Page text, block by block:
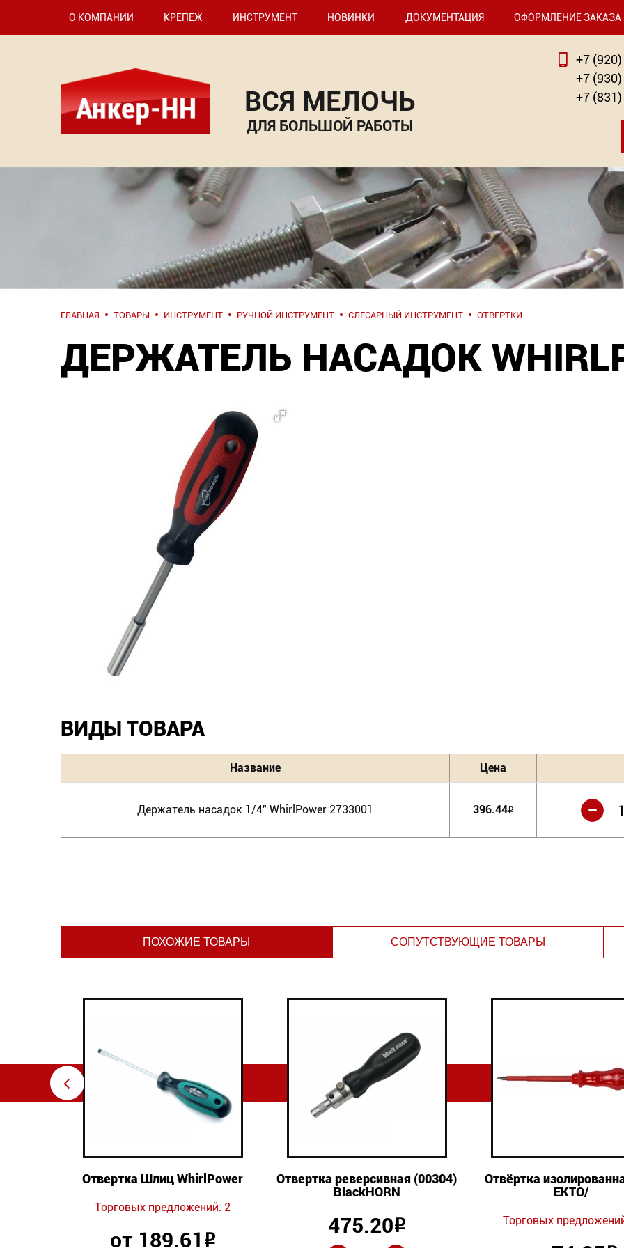
О КОМПАНИИ КРЕПЕЖ ИНСТРУМЕНТ НОВИНКИ ДОКУМЕНТАЦИЯ ОФОРМЛЕНИЕ ЗАКАЗА
ВСЯ МЕЛОЧЬ
ДЛЯ БОЛЬШОЙ РАБОТЫ
+7 (920)
+7 (930)
+7 (831)
ГЛАВНАЯ ТОВАРЫ ИНСТРУМЕНТ РУЧНОЙ ИНСТРУМЕНТ СЛЕСАРНЫЙ ИНСТРУМЕНТ ОТВЕРТКИ
ДЕРЖАТЕЛЬ НАСАДОК
ВИДЫ ТОВАРА
Название Цена
Держатель насадок 1/4" WhirlPower 2733001 396.44Р -
ПОХОЖИЕ ТОВАРЫ
⇦
Отвертка Шлиц WhirlPower
Торговых предложений: 2
от 189.61 Р
Отвертка реверсивная (00304)
BlackHORN
475.20Р
Отвёртка
ЕКТО/
Торговых
СОПУТСТВУЮЩИЕ ТОВАРЫ